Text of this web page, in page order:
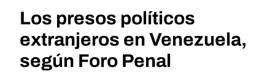
Los presos políticos
extranjeros en Venezuela,
según Foro Penal